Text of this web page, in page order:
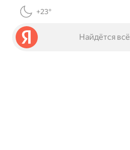
+23°
Найдётся всё